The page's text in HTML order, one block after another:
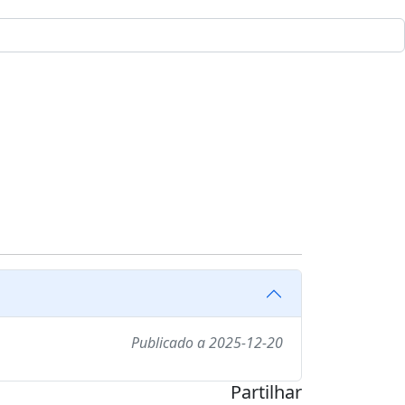
Publicado a 2025-12-20
Partilhar